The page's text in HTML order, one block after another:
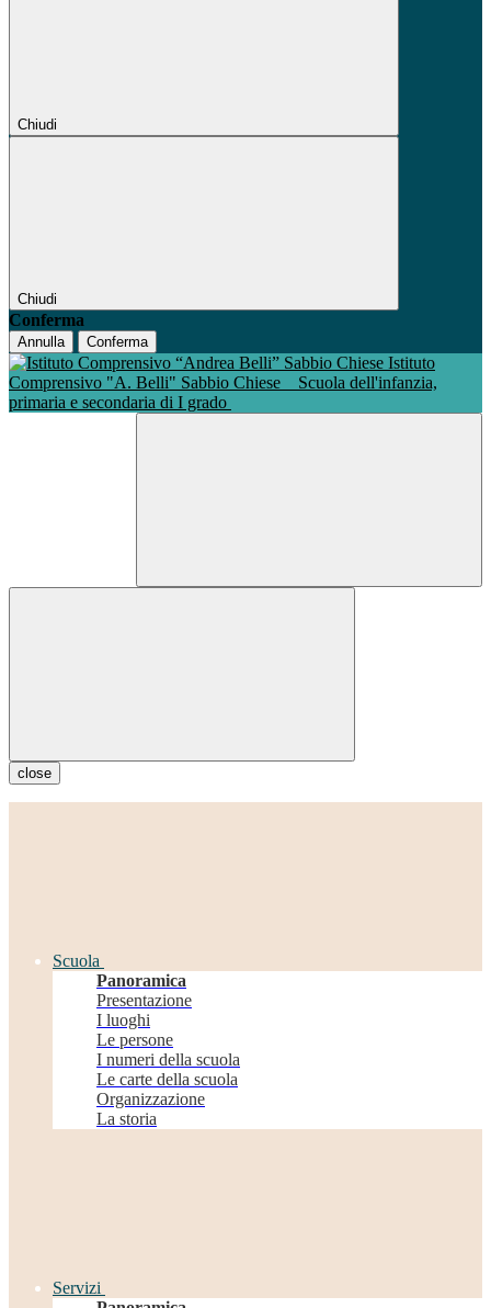
Chiudi
Chiudi
Conferma
Annulla Conferma
Istituto
Comprensivo "A. Belli" Sabbio Chiese
Scuola dell'infanzia,
primaria e secondaria di I grado
close
Scuola
Panoramica
Presentazione
I luoghi
Le persone
I numeri della scuola
Le carte della scuola
Organizzazione
La storia
Servizi